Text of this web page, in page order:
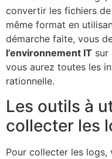
convertir les fichiers
même format en
démarche faite, vous
l’environnement IT sur
vous aurez toutes les
rationnelle.
Les outils à
collecter les
Pour collecter les